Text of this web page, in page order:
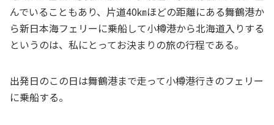
んでいることもあり、片道40㎞ほどの距離にある舞鶴港か
ら新日本海フェリーに乗船して小樽港から北海道入りする
というのは、私にとってお決まりの旅の行程である。
出発日のこの日は舞鶴港まで走って小樽港行きのフェリー
に乗船する。